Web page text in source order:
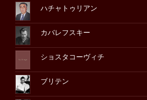
ハチャトゥリアン
カバレフスキー
ショスタコーヴィチ
ブリテン